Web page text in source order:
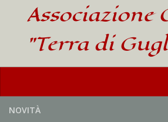
Associazione
"Terra di
Home
NOVITÀ